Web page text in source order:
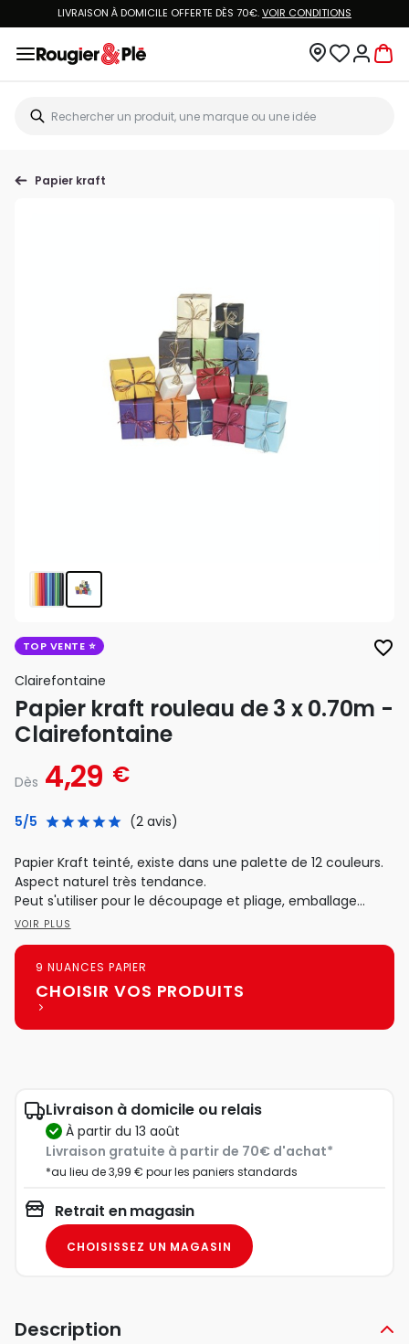
LIVRAISON À DOMICILE OFFERTE DÈS 70€.VOIR CONDITIONS
Papier kraft
TOP VENTE favorite_border
Clairefontaine
Papier kraft rouleau de 3 x 0.70m -
Clairefontaine
Dès 4,29 €
5/5 (2 avis)
Papier Kraft teinté, existe dans une palette de 12 couleurs.
Aspect naturel très tendance.
Peut s'utiliser pour le découpage et pliage, emballage...
VOIR PLUS
9 NUANCES PAPIER
CHOISIR VOS PRODUITS
Livraison à domicile ou relais
à partir du 13 août
Livraison gratuite à partir de 70€ d'achat*
*au lieu de 3,99 € pour les paniers standards
Retrait en magasin
CHOISISSEZ UN MAGASIN
Description